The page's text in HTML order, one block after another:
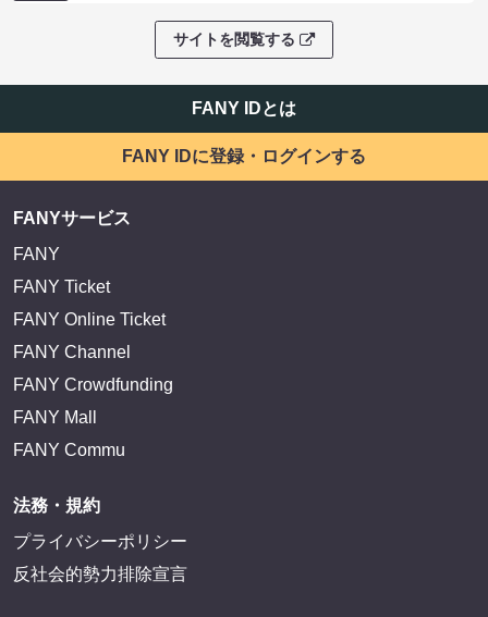
サイトを閲覧する
FANY IDとは
FANY IDに登録・ログインする
FANYサービス
FANY
FANY Ticket
FANY Online Ticket
FANY Channel
FANY Crowdfunding
FANY Mall
FANY Commu
法務・規約
プライバシーポリシー
反社会的勢力排除宣言